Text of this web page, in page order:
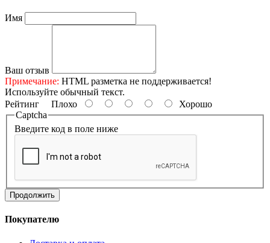
Имя
Ваш отзыв
Примечание: HTML разметка не поддерживается!
Используйте обычный текст.
Рейтинг Плохо
Хорошо
Captcha
Введите код в поле ниже
Продолжить
Покупателю